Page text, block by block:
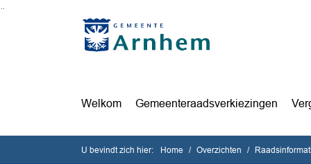
Ga naar de inhoud van deze pagina
Ga naar het zoeken
Ga naar het menu
Welkom Gemeenteraadsverkiezingen
U bevindt zich hier: Home Overzichten